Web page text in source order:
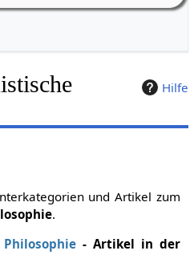
Hilfe
und Artikel zum
.
- Artikel in der